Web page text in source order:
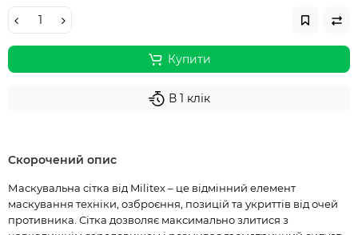
Купити
В 1 клік
Скорочений опис
Маскувальна сітка від Militex – це відмінний елемент
маскування техніки, озброєння, позицій та укриттів від очей
противника. Сітка дозволяє максимально злитися з